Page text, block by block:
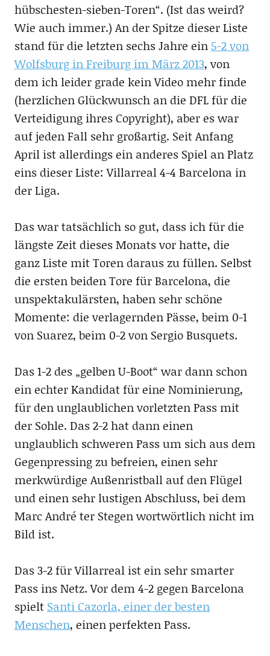
hübschesten-sieben-Toren“. (Ist das weird?
Wie auch immer.) An der Spitze dieser Liste
stand für die letzten sechs Jahre ein 5-2 von
Wolfsburg in Freiburg im März 2013, von
dem ich leider grade kein Video mehr finde
(herzlichen Glückwunsch an die DFL für die
Verteidigung ihres Copyright), aber es war
auf jeden Fall sehr großartig. Seit Anfang
April ist allerdings ein anderes Spiel an Platz
eins dieser Liste: Villarreal 4-4 Barcelona in
der Liga.
Das war tatsächlich so gut, dass ich für die
längste Zeit dieses Monats vor hatte, die
ganz Liste mit Toren daraus zu füllen. Selbst
die ersten beiden Tore für Barcelona, die
unspektakulärsten, haben sehr schöne
Momente: die verlagernden Pässe, beim 0-1
von Suarez, beim 0-2 von Sergio Busquets.
Das 1-2 des „gelben U-Boot“ war dann schon
ein echter Kandidat für eine Nominierung,
für den unglaublichen vorletzten Pass mit
der Sohle. Das 2-2 hat dann einen
unglaublich schweren Pass um sich aus dem
Gegenpressing zu befreien, einen sehr
merkwürdige Außenristball auf den Flügel
und einen sehr lustigen Abschluss, bei dem
Marc André ter Stegen wortwörtlich nicht im
Bild ist.
Das 3-2 für Villarreal ist ein sehr smarter
Pass ins Netz. Vor dem 4-2 gegen Barcelona
spielt Santi Cazorla, einer der besten
Menschen, einen perfekten Pass.